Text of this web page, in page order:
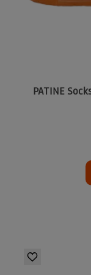
PATINE